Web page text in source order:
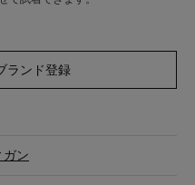
ランド登録
ガン